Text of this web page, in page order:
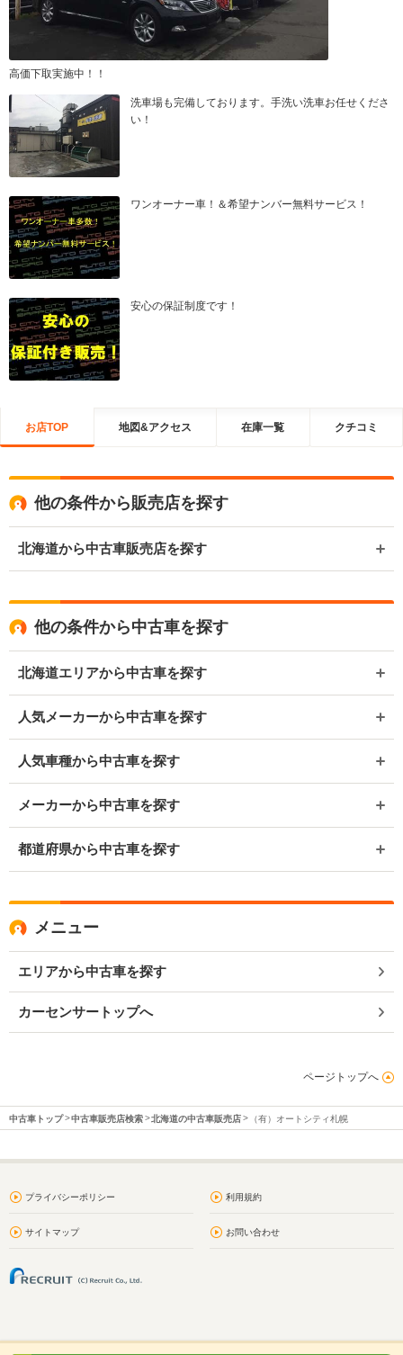
高価下取実施中！！
洗車場も完備しております。手洗い洗車お任せくださ
い！
ワンオーナー車！＆希望ナンバー無料サービス！
安心の保証制度です！
お店TOP 地図&アクセス 在庫一覧 クチコミ
他の条件から販売店を探す
北海道から中古車販売店を探す
他の条件から中古車を探す
北海道エリアから中古車を探す
人気メーカーから中古車を探す
人気車種から中古車を探す
メーカーから中古車を探す
都道府県から中古車を探す
メニュー
エリアから中古車を探す
カーセンサートップへ
ページトップへ
中古車トップ 中古車販売店検索 北海道の中古車販売店 （有）オートシティ札幌
プライバシーポリシー 利用規約
サイトマップ お問い合わせ